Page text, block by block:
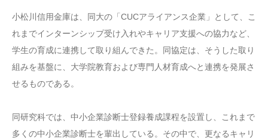
小松川信用金庫は、同大の「CUCアライアンス企業」として、こ
れまでインターンシップ受け入れやキャリア支援への協力など、
学生の育成に連携して取り組んできた。同協定は、そうした取り
組みを基盤に、大学院教育および専門人材育成へと連携を発展さ
せるものである。
同研究科では、中小企業診断士登録養成課程を設置し、これまで
多くの中小企業診断士を輩出している。その中で、更なるキャリ